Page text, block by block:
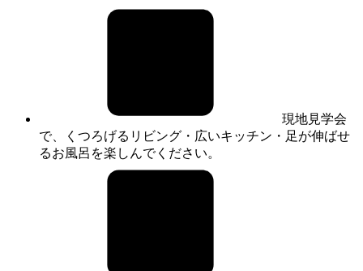
現地見学会
で、くつろげるリビング・広いキッチン・足が伸ばせ
るお風呂を楽しんでください。